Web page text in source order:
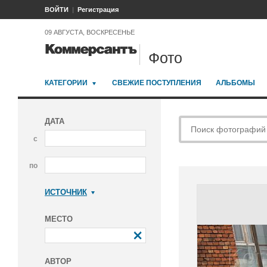
ВОЙТИ Регистрация
09 АВГУСТА, ВОСКРЕСЕНЬЕ
Фото
КАТЕГОРИИ СВЕЖИЕ ПОСТУПЛЕНИЯ АЛЬБОМЫ
ДАТА
с
по
ИСТОЧНИК
МЕСТО
АВТОР